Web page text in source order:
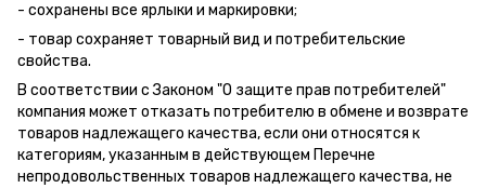
- сохранены все ярлыки и маркировки;
- товар сохраняет товарный вид и потребительские
свойства.
В соответствии с Законом "О защите прав потребителей"
компания может отказать потребителю в обмене и возврате
товаров надлежащего качества, если они относятся к
категориям, указанным в действующем Перечне
непродовольственных товаров надлежащего качества, не